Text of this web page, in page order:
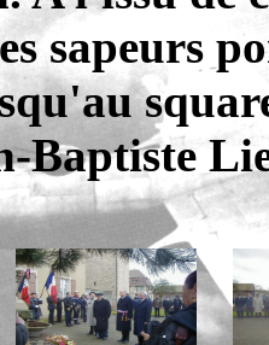
sapeurs
Baptiste